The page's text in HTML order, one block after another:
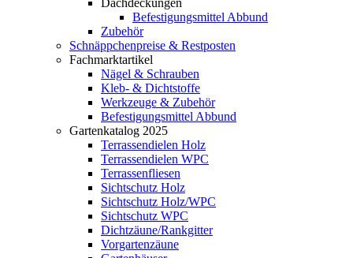
Dachdeckungen
Befestigungsmittel Abbund
Zubehör
Schnäppchenpreise & Restposten
Fachmarktartikel
Nägel & Schrauben
Kleb- & Dichtstoffe
Werkzeuge & Zubehör
Befestigungsmittel Abbund
Gartenkatalog 2025
Terrassendielen Holz
Terrassendielen WPC
Terrassenfliesen
Sichtschutz Holz
Sichtschutz Holz/WPC
Sichtschutz WPC
Dichtzäune/Rankgitter
Vorgartenzäune